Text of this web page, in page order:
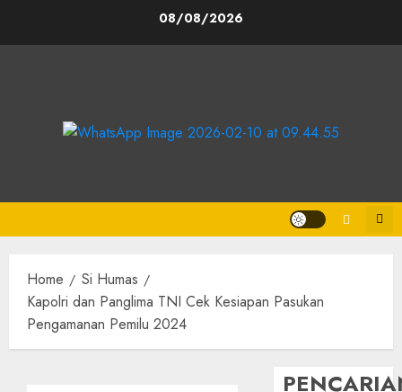
08/08/2026
Home
Si Humas
Kapolri dan Panglima TNI Cek Kesiapan Pasukan
Pengamanan Pemilu 2024